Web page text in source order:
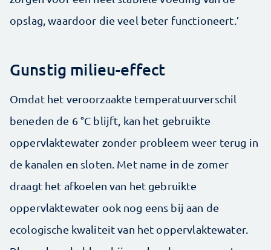
opslag, waardoor die veel beter functioneert.’
Gunstig milieu-effect
Omdat het veroorzaakte temperatuurverschil
beneden de 6 °C blijft, kan het gebruikte
oppervlaktewater zonder probleem weer terug in
de kanalen en sloten. Met name in de zomer
draagt het afkoelen van het gebruikte
oppervlaktewater ook nog eens bij aan de
ecologische kwaliteit van het oppervlaktewater.